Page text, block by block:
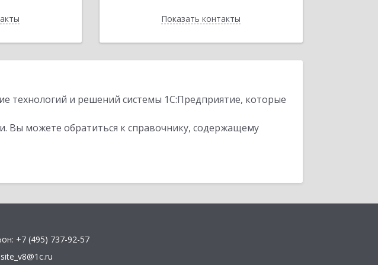
Показать контакты
Назад
технологий и решений системы 1С:Предприятие, которые
Вы можете обратиться к справочнику, содержащему
+7 (495) 737-92-57
site_v8@1c.ru